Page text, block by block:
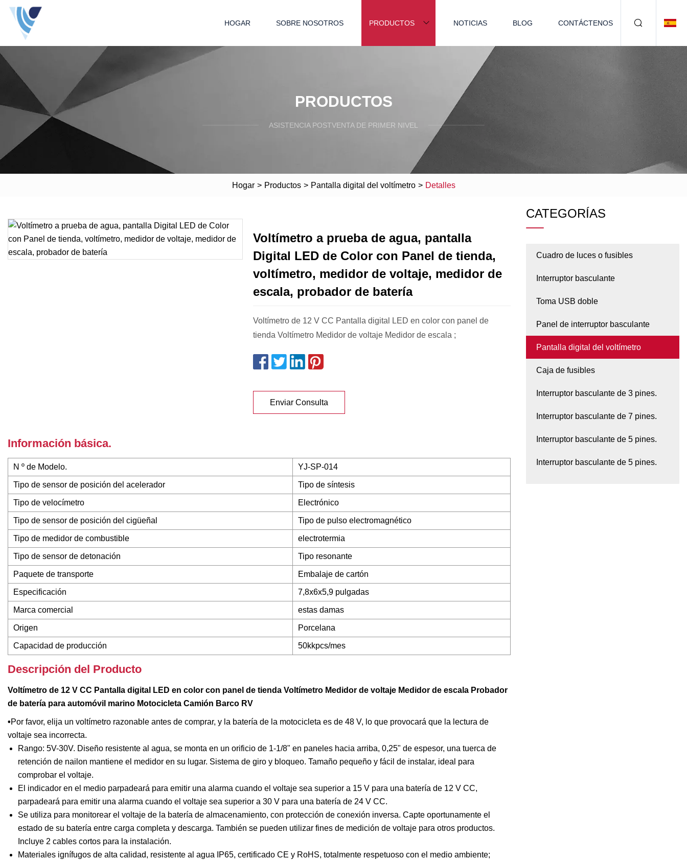
HOGAR SOBRE NOSOTROS PRODUCTOS NOTICIAS BLOG CONTÁCTENOS
PRODUCTOS
ASISTENCIA POSTVENTA DE PRIMER NIVEL
Hogar > Productos > Pantalla digital del voltímetro > Detalles
Voltímetro a prueba de agua, pantalla
Digital LED de Color con Panel de tienda,
voltímetro, medidor de voltaje, medidor de
escala, probador de batería
Voltímetro de 12 V CC Pantalla digital LED en color con panel de
tienda Voltímetro Medidor de voltaje Medidor de escala ;
Enviar Consulta
Información básica.
N º de Modelo. YJ-SP-014
Tipo de sensor de posición del acelerador Tipo de síntesis
Tipo de velocímetro Electrónico
Tipo de sensor de posición del cigüeñal Tipo de pulso electromagnético
Tipo de medidor de combustible electrotermia
Tipo de sensor de detonación Tipo resonante
Paquete de transporte Embalaje de cartón
Especificación 7,8x6x5,9 pulgadas
Marca comercial estas damas
Origen Porcelana
Capacidad de producción 50kkpcs/mes
Descripción del Producto
Voltímetro de 12 V CC Pantalla digital LED en color con panel de tienda Voltímetro Medidor de voltaje Medidor de escala Probador
de batería para automóvil marino Motocicleta Camión Barco RV
•Por favor, elija un voltímetro razonable antes de comprar, y la batería de la motocicleta es de 48 V, lo que provocará que la lectura de
voltaje sea incorrecta.
Rango: 5V-30V. Diseño resistente al agua, se monta en un orificio de 1-1/8" en paneles hacia arriba, 0,25" de espesor, una tuerca de
retención de nailon mantiene el medidor en su lugar. Sistema de giro y bloqueo. Tamaño pequeño y fácil de instalar, ideal para
comprobar el voltaje.
El indicador en el medio parpadeará para emitir una alarma cuando el voltaje sea superior a 15 V para una batería de 12 V CC,
parpadeará para emitir una alarma cuando el voltaje sea superior a 30 V para una batería de 24 V CC.
Se utiliza para monitorear el voltaje de la batería de almacenamiento, con protección de conexión inversa. Capte oportunamente el
estado de su batería entre carga completa y descarga. También se pueden utilizar fines de medición de voltaje para otros productos.
Incluye 2 cables cortos para la instalación.
Materiales ignífugos de alta calidad, resistente al agua IP65, certificado CE y RoHS, totalmente respetuoso con el medio ambiente;
CATEGORÍAS
Cuadro de luces o fusibles
Interruptor basculante
Toma USB doble
Panel de interruptor basculante
Pantalla digital del voltímetro
Caja de fusibles
Interruptor basculante de 3 pines.
Interruptor basculante de 7 pines.
Interruptor basculante de 5 pines.
Interruptor basculante de 5 pines.